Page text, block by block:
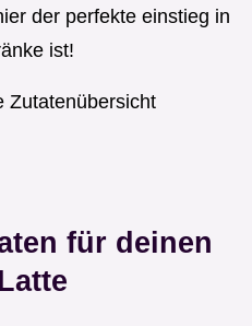
der perfekte einstieg in
ist!
Zutatenübersicht
für deinen